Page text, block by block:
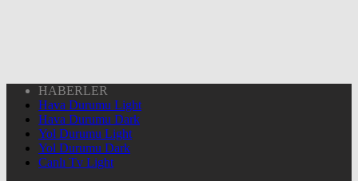
HABERLER
Hava Durumu Light
Hava Durumu Dark
Yol Durumu Light
Yol Durumu Dark
Canlı Tv Light